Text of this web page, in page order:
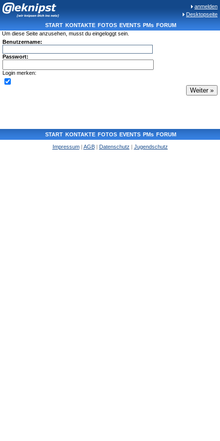
anmelden
Desktopseite
START KONTAKTE FOTOS EVENTS PMs FORUM
Um diese Seite anzusehen, musst du eingeloggt sein.
Benutzername:
Passwort:
Login merken:
START KONTAKTE FOTOS EVENTS PMs FORUM
Impressum| AGB| Datenschutz | Jugendschutz